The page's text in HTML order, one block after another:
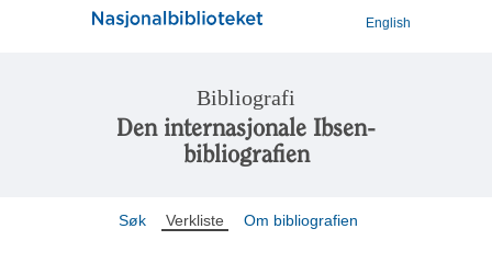
English
Bibliografi
Den internasjonale Ibsen-
bibliografien
Søk Verkliste Om bibliografien